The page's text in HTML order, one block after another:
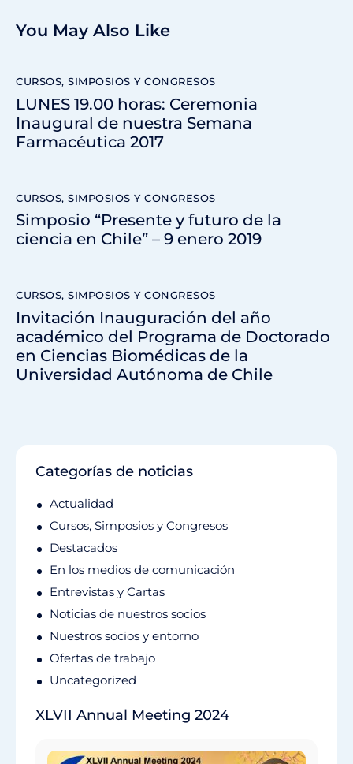
You May Also Like
CURSOS, SIMPOSIOS Y CONGRESOS
LUNES 19.00 horas: Ceremonia
Inaugural de nuestra Semana
Farmacéutica 2017
CURSOS, SIMPOSIOS Y CONGRESOS
Simposio “Presente y futuro de la
ciencia en Chile” – 9 enero 2019
CURSOS, SIMPOSIOS Y CONGRESOS
Invitación Inauguración del año
académico del Programa de Doctorado
en Ciencias Biomédicas de la
Universidad Autónoma de Chile
Categorías de noticias
Actualidad
Cursos, Simposios y Congresos
Destacados
En los medios de comunicación
Entrevistas y Cartas
Noticias de nuestros socios
Nuestros socios y entorno
Ofertas de trabajo
Uncategorized
XLVII Annual Meeting 2024